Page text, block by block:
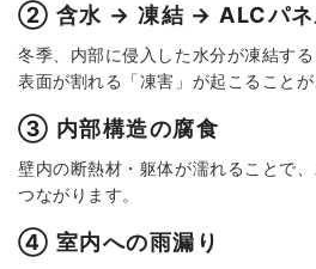
② 含水 → 凍結 → ALCパネ
冬季、内部に侵入した水分が凍結す
表面が割れる「凍害」が起こることが
③ 内部構造の腐食
壁内の断熱材・躯体が濡れることで
つながります。
④ 室内への雨漏り